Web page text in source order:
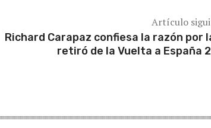
Artículo
Richard Carapaz confiesa la razón por
retiró de la Vuelta a España